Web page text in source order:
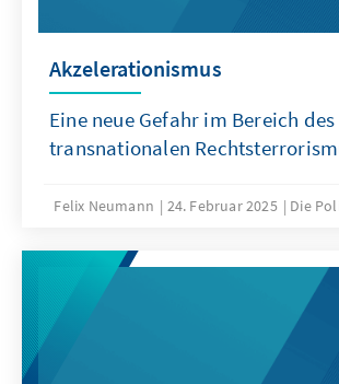
Akzelerationismus
Eine neue Gefahr im Bereich des
transnationalen
Felix Neumann 24. Februar 2025 Die